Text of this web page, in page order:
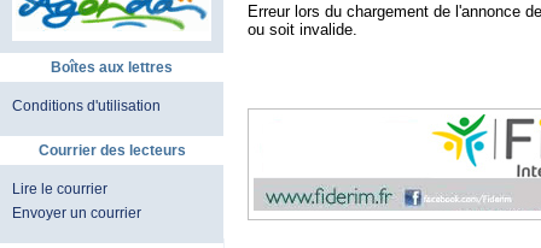
Boîtes aux lettres
Conditions d'utilisation
Courrier des lecteurs
Lire le courrier
Envoyer un courrier
Erreur lors du chargement de l'annonce
ou soit invalide.